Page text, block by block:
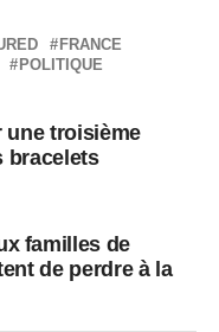
FRANCE
POLITIQUE
une troisième
bracelets
familles de
de perdre à la